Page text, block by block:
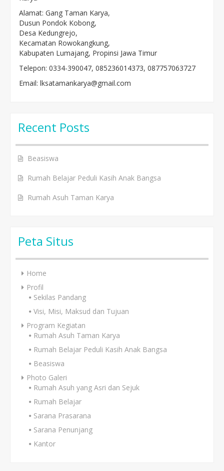
Alamat: Gang Taman Karya,
Dusun Pondok Kobong,
Desa Kedungrejo,
Kecamatan Rowokangkung,
Kabupaten Lumajang, Propinsi Jawa Timur
Telepon: 0334-390047, 085236014373, 087757063727
Email: lksatamankarya@gmail.com
Recent Posts
Beasiswa
Rumah Belajar Peduli Kasih Anak Bangsa
Rumah Asuh Taman Karya
Peta Situs
Home
Profil
Sekilas Pandang
Visi, Misi, Maksud dan Tujuan
Program Kegiatan
Rumah Asuh Taman Karya
Rumah Belajar Peduli Kasih Anak Bangsa
Beasiswa
Photo Galeri
Rumah Asuh yang Asri dan Sejuk
Rumah Belajar
Sarana Prasarana
Sarana Penunjang
Kantor